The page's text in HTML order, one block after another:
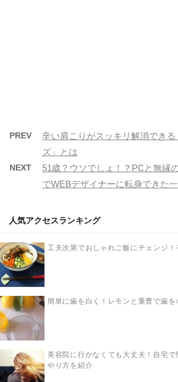
PREV
辛い肩こりがスッキリ解消でき
ズ」とは
NEXT
51歳？ウソでしょ！？PCと無縁
でWEBデザイナーに転身できた
人気アクセスランキング
工夫次第でおしゃれご飯にチェンジ
簡単に歯を白く！レモンと重曹で歯
美容院に行かなくても大丈夫！自宅
やり方を紹介